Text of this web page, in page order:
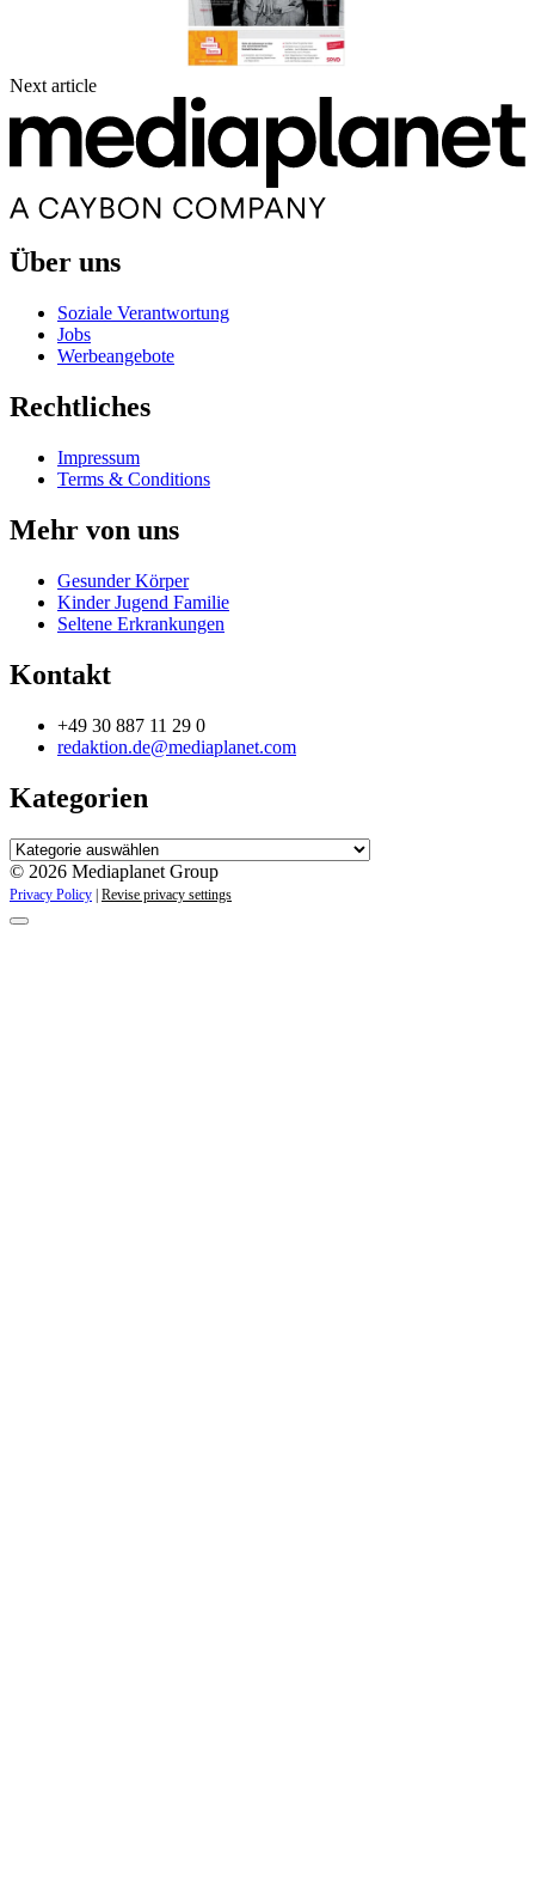
Next article
Über uns
Soziale Verantwortung
Jobs
Werbeangebote
Rechtliches
Impressum
Terms & Conditions
Mehr von uns
Gesunder Körper
Kinder Jugend Familie
Seltene Erkrankungen
Kontakt
+49 30 887 11 29 0
redaktion.de@mediaplanet.com
Kategorien
Kategorien
© 2026 Mediaplanet Group
Privacy Policy | Revise privacy settings